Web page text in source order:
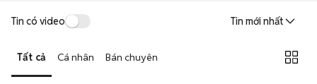
Tin có video Tin mới nhất
Tất cả Cá nhân Bán chuyên